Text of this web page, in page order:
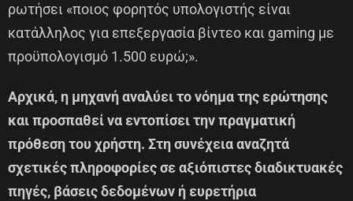
ρωτήσει «ποιος φορητός υπολογιστής είναι
κατάλληλος για επεξεργασία βίντεο και gaming με
προϋπολογισμό 1.500 ευρώ;».
Αρχικά, η μηχανή αναλύει το νόημα της ερώτησης
και προσπαθεί να εντοπίσει την πραγματική
πρόθεση του χρήστη. Στη συνέχεια αναζητά
σχετικές πληροφορίες σε αξιόπιστες διαδικτυακές
πηγές, βάσεις δεδομένων ή ευρετήρια